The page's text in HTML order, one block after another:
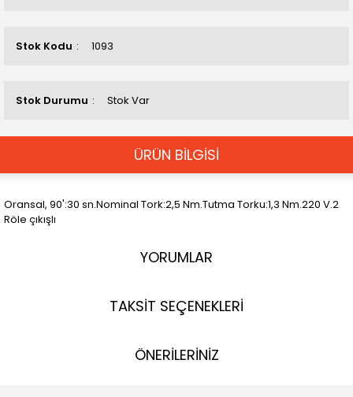
Stok Kodu 1093
Stok Durumu Stok Var
ÜRÜN BİLGİSİ
Oransal, 90':30 sn.Nominal Tork:2,5 Nm.Tutma Torku:1,3 Nm.220 V.2
Röle çıkışlı
YORUMLAR
TAKSİT SEÇENEKLERİ
ÖNERİLERİNİZ